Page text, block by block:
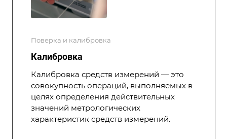
Поверка и калибровка
Калибровка
Калибровка средств измерений — это
совокупность операций, выполняемых в
целях определения действительных
значений метрологических
характеристик средств измерений.